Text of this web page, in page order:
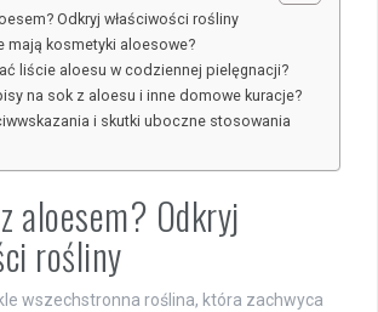
Odkryj właściwości rośliny
mają kosmetyki aloesowe?
liście aloesu w codziennej pielęgnacji?
na sok z aloesu i inne domowe kuracje?
i skutki uboczne stosowania
aloesem? Odkryj
rośliny
wszechstronna roślina, która zachwyca